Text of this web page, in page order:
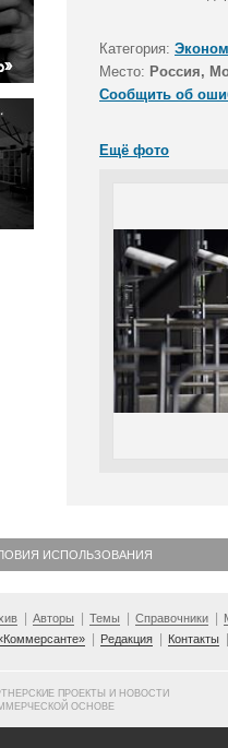
Категория:
Место: Россия,
Сообщить об
Ещё фото
ИСПОЛЬЗОВАНИЯ
Авторы Темы Справочники
Редакция Контакты
ПРОЕКТЫ И НОВОСТИ
ОСНОВЕ